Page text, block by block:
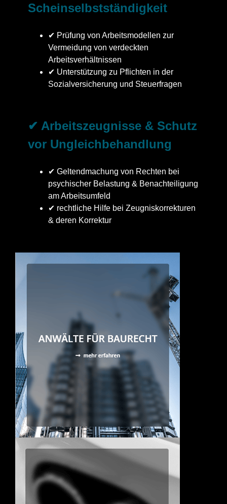
Scheinselbstständigkeit
✔ Prüfung von Arbeitsmodellen zur
Vermeidung von verdeckten
Arbeitsverhältnissen
✔ Unterstützung zu Pflichten in der
Sozialversicherung und Steuerfragen
✔ Arbeitszeugnisse & Schutz
vor Ungleichbehandlung
✔ Geltendmachung von Rechten bei
psychischer Belastung & Benachteiligung
am Arbeitsumfeld
✔ rechtliche Hilfe bei Zeugniskorrekturen
& deren Korrektur